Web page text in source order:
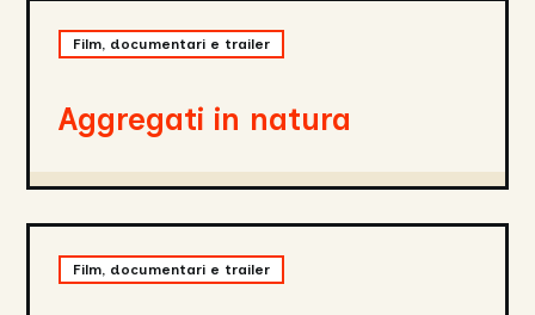
Film, documentari e trailer
Aggregati in natura
natura
Film, documentari e trailer
Affair